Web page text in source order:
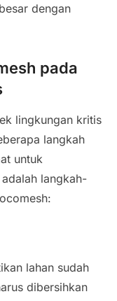
dengan
pada
lingkungan kritis
langkah
untuk
langkah-
lahan sudah
dibersihkan